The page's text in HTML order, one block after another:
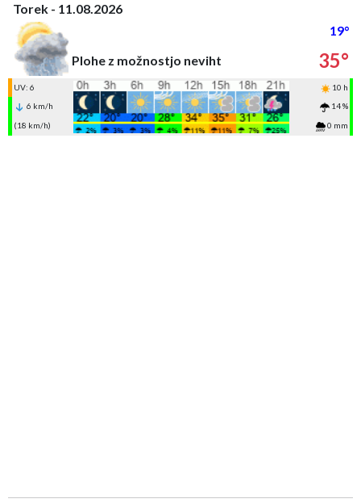
Torek - 11.08.2026
19°
Plohe z možnostjo neviht
35°
UV: 6
10 h
6 km/h
14 %
(18 km/h)
0 mm